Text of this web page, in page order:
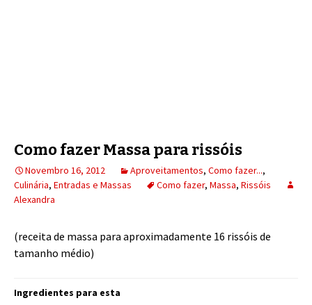
Como fazer Massa para rissóis
Novembro 16, 2012 Aproveitamentos, Como fazer...,
Culinária, Entradas e Massas Como fazer, Massa, Rissóis
Alexandra
(receita de massa para aproximadamente 16 rissóis de
tamanho médio)
Ingredientes para esta